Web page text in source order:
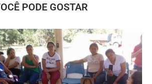
PODE GOSTAR